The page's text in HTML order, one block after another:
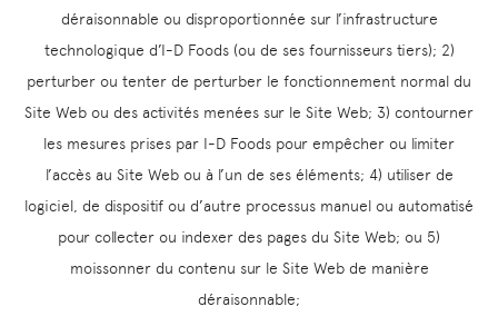
déraisonnable ou disproportionnée sur l’infrastructure
technologique d’I-D Foods (ou de ses fournisseurs tiers); 2)
perturber ou tenter de perturber le fonctionnement normal du
Site Web ou des activités menées sur le Site Web; 3) contourner
les mesures prises par I-D Foods pour empêcher ou limiter
l’accès au Site Web ou à l’un de ses éléments; 4) utiliser de
logiciel, de dispositif ou d’autre processus manuel ou automatisé
pour collecter ou indexer des pages du Site Web; ou 5)
moissonner du contenu sur le Site Web de manière
déraisonnable;